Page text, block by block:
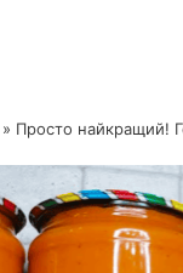
» Просто найкращий!